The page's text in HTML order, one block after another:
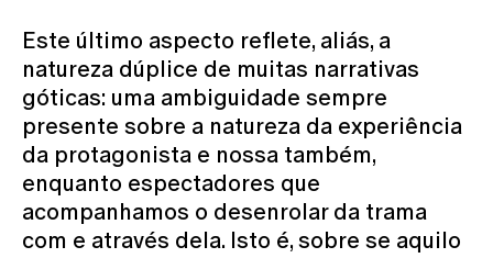
Este último aspecto reflete, aliás, a
natureza dúplice de muitas narrativas
góticas: uma ambiguidade sempre
presente sobre a natureza da experiência
da protagonista e nossa também,
enquanto espectadores que
acompanhamos o desenrolar da trama
com e através dela. Isto é, sobre se aquilo